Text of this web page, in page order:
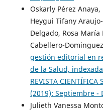
Oskarly Pérez
Heygui Tifany
Delgado, Rosa
Cabellero-
gestión editorial en
de la Salud,
REVISTA
(2019): Septiembre -
Julieth Vanessa